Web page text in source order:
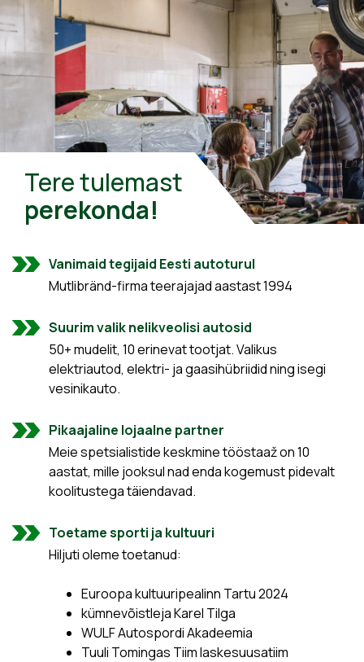
Tere tulemast
perekonda!
Vanimaid tegijaid Eesti autoturul
Mutlibränd-firma teerajajad aastast 1994
Suurim valik nelikveolisi autosid
50+ mudelit, 10 erinevat tootjat. Valikus
elektriautod, elektri- ja gaasihübriidid ning isegi
vesinikauto.
Pikaajaline lojaalne partner
Meie spetsialistide keskmine tööstaaž on 10
aastat, mille jooksul nad enda kogemust pidevalt
koolitustega täiendavad.
Toetame sporti ja kultuuri
Hiljuti oleme toetanud:
Euroopa kultuuripealinn Tartu 2024
kümnevõistleja Karel Tilga
WULF Autospordi Akadeemia
Tuuli Tomingas Tiim laskesuusatiim